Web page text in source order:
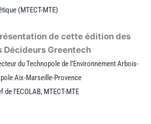
(MTECT-MTE)
de cette édition des
Décideurs Greentech
du Technopole de l’Environnement Arbois-
Aix-Marseille-Provence
l’ECOLAB, MTECT-MTE